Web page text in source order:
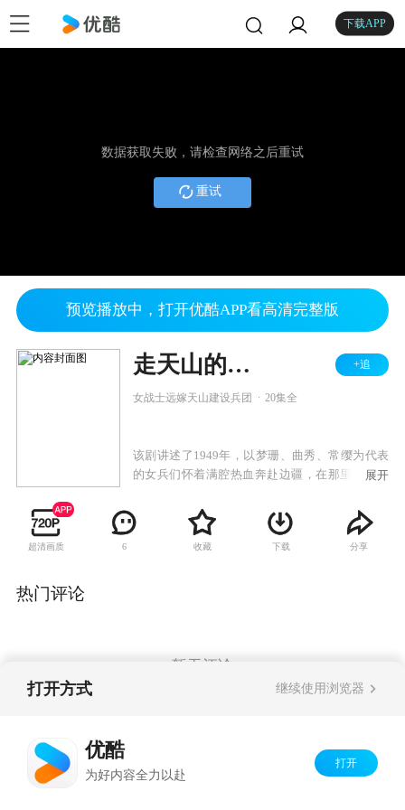
下载APP
数据获取失败，请检查网络之后重试
重试
预览播放中，打开优酷APP看高清完整版
走天山的女人 +追
女战士远嫁天山建设兵团 20集全
该剧讲述了1949年，以梦珊、曲秀、常缨为代表
的女兵们怀着满腔热血奔赴边疆，在那里认识了
生产运动。
展开
超清画质 6 收藏 下载 分享
热门评论
暂无评论
打开方式 继续使用浏览器
优酷
为好内容全力以赴
打开